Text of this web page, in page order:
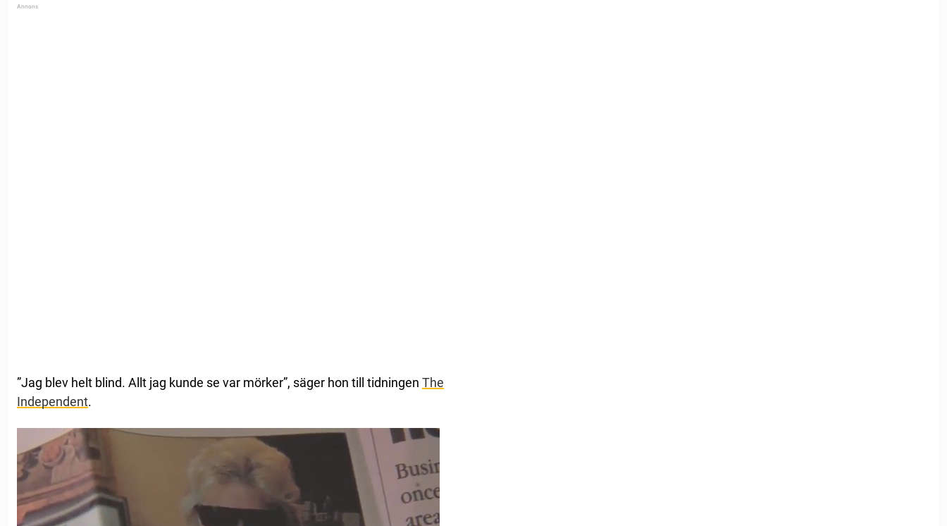
”Jag blev helt blind. Allt jag kunde se var mörker”, säger hon till tidningen The
Independent.